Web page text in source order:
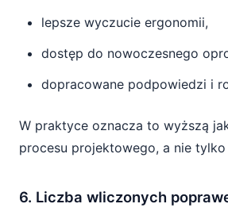
lepsze wyczucie ergonomii,
dostęp do nowoczesnego
dopracowane podpowiedzi i
W praktyce oznacza to wyższą
procesu projektowego, a nie tylko
6. Liczba wliczonych